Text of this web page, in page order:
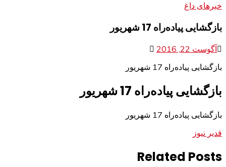
خبرهای داغ
بازگشایی پیاده‌راه 17 شهریور
آگوست 22, 2016
بازگشایی پیاده‌راه 17 شهریور
بازگشایی پیاده‌راه 17 شهریور
بازگشایی پیاده‌راه 17 شهریور
قدیر نیوز
Related Posts